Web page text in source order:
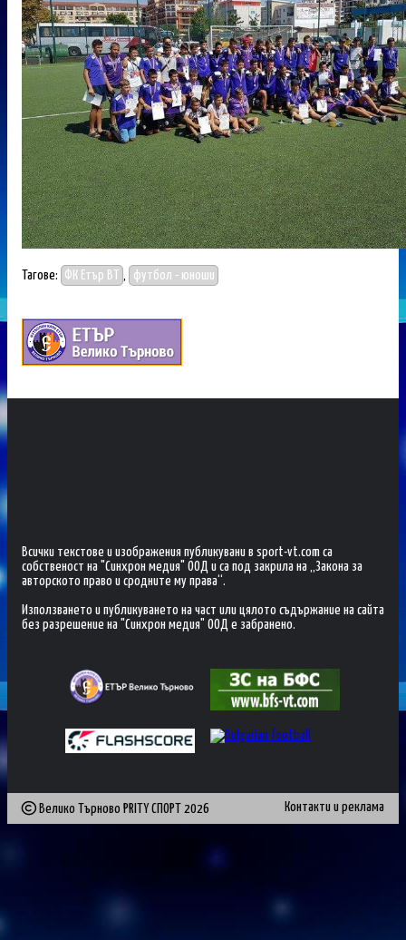
Тагове: ФК Етър ВТ , футбол - юноши
Всички текстове и изображения публикувани в sport-vt.com са
собственост на "Синхрон медия" ООД и са под закрила на „Закона за
авторското право и сродните му права“.
Използването и публикуването на част или цялото съдържание на сайта
без разрешение на "Синхрон медия" ООД е забранено.
Велико Търново PRITY СПОРТ 2026 Контакти и реклама